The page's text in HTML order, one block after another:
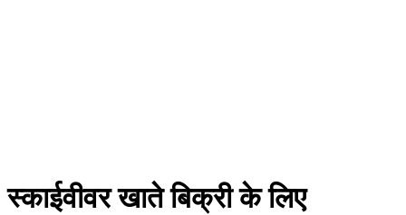
स्काईवीवर खाते बिक्री के लिए